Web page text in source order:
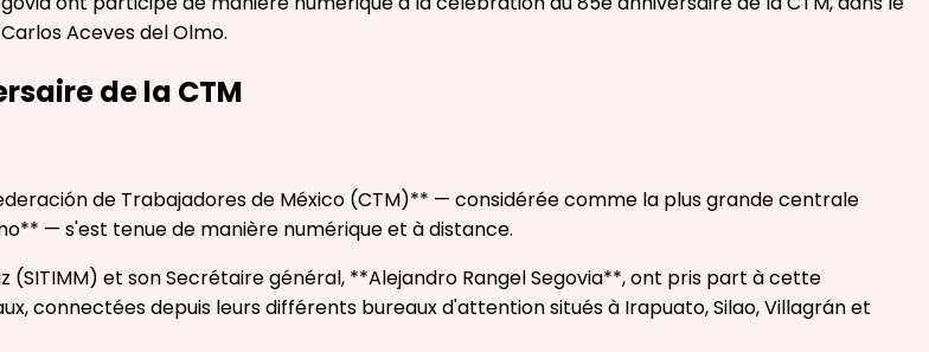
Aceves del Olmo.
de la CTM
de Trabajadores de México (CTM)** — considérée comme la plus grande centrale
— s'est tenue de manière numérique et à distance.
et son Secrétaire général, **Alejandro Rangel Segovia**, ont pris part à cette
connectées depuis leurs différents bureaux d'attention situés à Irapuato, Silao, Villagrán et